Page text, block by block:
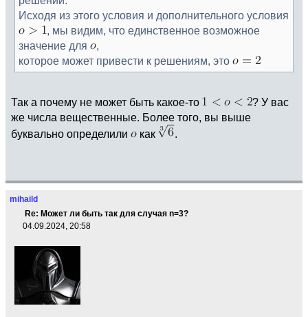
Исходя из этого условия и дополнительного условия
, мы видим, что единственное возможное
значение для
,
которое может привести к решениям, это
Так а почему не может быть какое-то
? У вас
же числа вещественные. Более того, вы выше
буквально определили
как .
mihaild
Re: Может ли быть так для случая n=3?
04.09.2024, 20:58